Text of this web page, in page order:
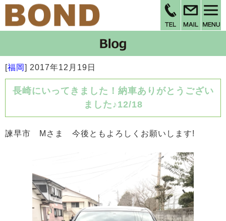
[福岡] 2017年12月19日
長崎にいってきました！納車ありがとうござい
ました♪12/18
諫早市 Mさま 今後ともよろしくお願いします!